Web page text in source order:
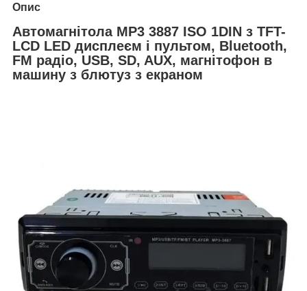
Опис
Автомагнітола MP3 3887 ISO 1DIN з TFT-
LCD LED дисплеєм і пультом, Bluetooth,
FM радіо, USB, SD, AUX, магнітофон в
машину з блютуз з екраном